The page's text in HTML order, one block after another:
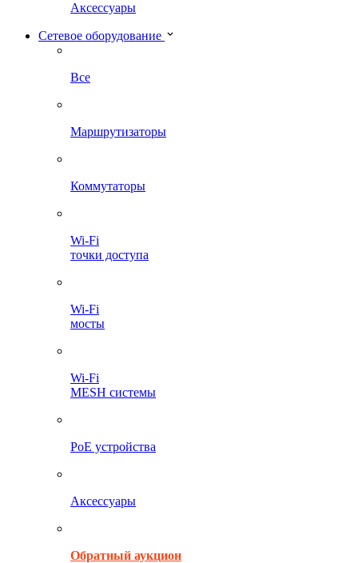
Аксессуары
Сетевое оборудование
Все
Маршрутизаторы
Коммутаторы
Wi-Fi
точки доступа
Wi-Fi
мосты
Wi-Fi
MESH системы
PoE устройства
Аксессуары
Обратный аукцион